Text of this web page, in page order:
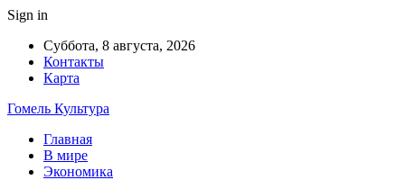
Sign in
Суббота, 8 августа, 2026
Контакты
Карта
Гомель Культура
Главная
В мире
Экономика